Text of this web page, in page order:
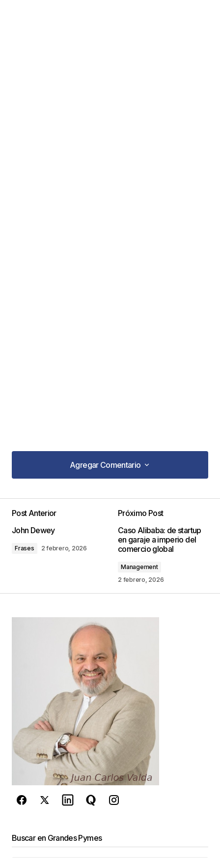
Agregar Comentario
Agregar Comentario
publicada.
Los campos obligatorios están
*
Guarda mi nombre, correo electrónico y web en
este navegador para la próxima vez que
comente.
Este sitio esta protegido por
reCAPTCHA y laPolítica de
privacidady losTérminos del servicio
de Google se aplican.
Post Anterior
John Dewey
Frases 2 febrero, 2026
Próximo Post
Caso Alibaba: de startup
en garaje a imperio del
comercio global
Management
2 febrero, 2026
Buscar en Grandes Pymes